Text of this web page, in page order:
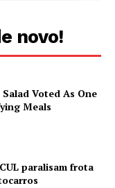
novo!
Voted As One
Meals
paralisam frota